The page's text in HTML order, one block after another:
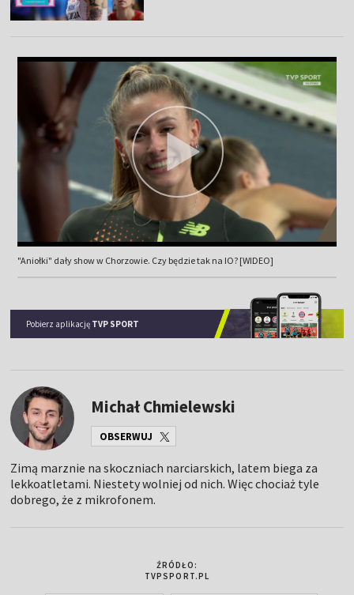
"Aniołki" dały show w Chorzowie. Czy będzie tak na IO? [WIDEO]
Pobierz aplikację TVP SPORT
Michał Chmielewski
OBSERWUJ
Zimą marznie na skoczniach narciarskich, latem biega za
lekkoatletami. Niestety wolniej od nich. Więc chociaż tyle
dobrego, że z mikrofonem.
ŹRÓDŁO:
TVPSPORT.PL